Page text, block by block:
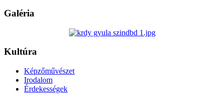
Galéria
Kultúra
Képzőművészet
Irodalom
Érdekességek